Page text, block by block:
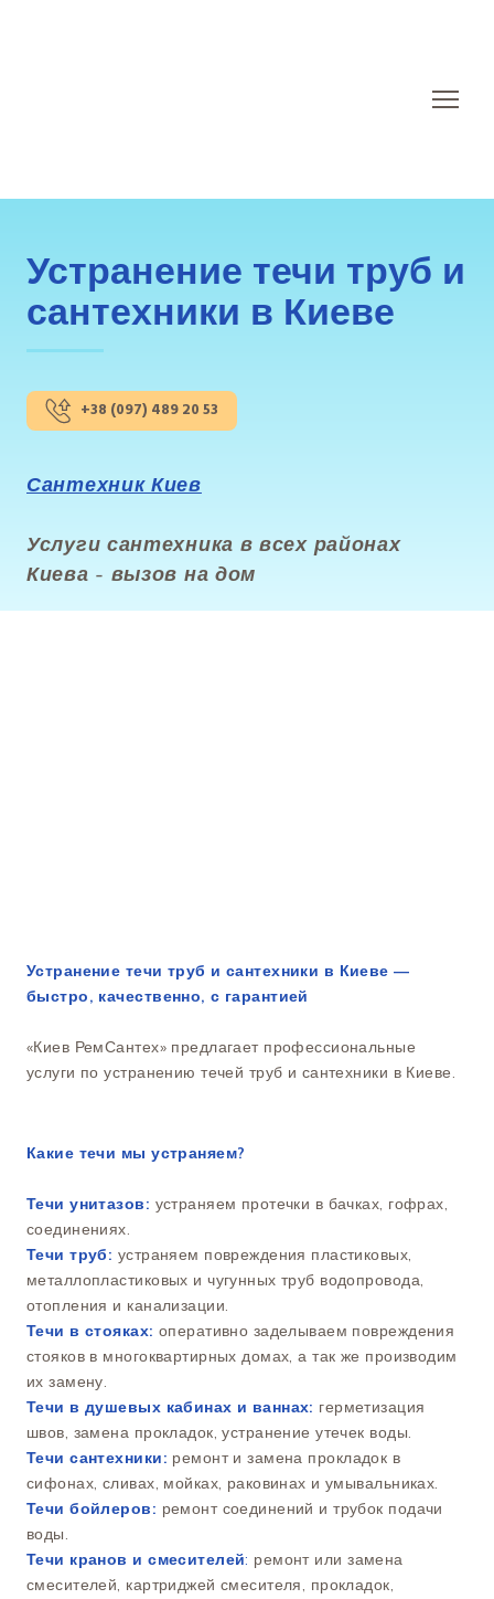
Устранение течи труб и
сантехники в Киеве
+38 (097) 489 20 53
Сантехник Киев
Услуги сантехника в всех районах
Киева - вызов на дом
Устранение течи труб и сантехники в Киеве —
быстро, качественно, с гарантией
«Киев РемСантех» предлагает профессиональные
услуги по устранению течей труб и сантехники в Киеве.
Какие течи мы устраняем?
Течи унитазов: устраняем протечки в бачках, гофрах,
соединениях.
Течи труб: устраняем повреждения пластиковых,
металлопластиковых и чугунных труб водопровода,
отопления и канализации.
Течи в стояках: оперативно заделываем повреждения
стояков в многоквартирных домах, а так же производим
их замену.
Течи в душевых кабинах и ваннах: герметизация
швов, замена прокладок, устранение утечек воды.
Течи сантехники: ремонт и замена прокладок в
сифонах, сливах, мойках, раковинах и умывальниках.
Течи бойлеров: ремонт соединений и трубок подачи
воды.
Течи кранов и смесителей: ремонт или замена
смесителей, картриджей смесителя, прокладок,